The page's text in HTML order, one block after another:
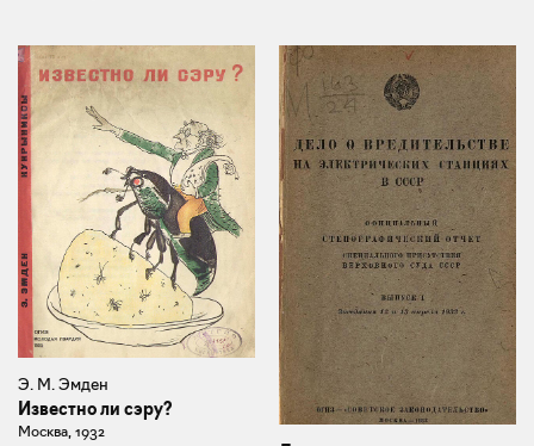
Э. М. Эмден
Известно ли сэру?
Москва, 1932